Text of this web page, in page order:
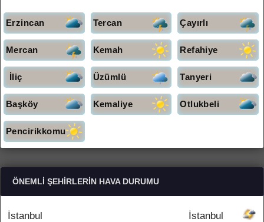
Erzincan Tercan Çayırlı
Mercan Kemah Refahiye
İliç Üzümlü Tanyeri
Başköy Kemaliye Otlukbeli
Pencirikkomu
ÖNEMLI ŞEHIRLERIN HAVA DURUMU
İstanbul İstanbul